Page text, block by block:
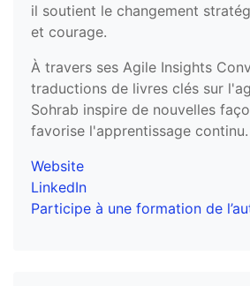
il soutient le changement
et courage.
À travers ses Agile Insights
traductions de livres clés sur
Sohrab inspire de nouvelles
favorise l'apprentissage continu.
Website
LinkedIn
Participe à une formation de